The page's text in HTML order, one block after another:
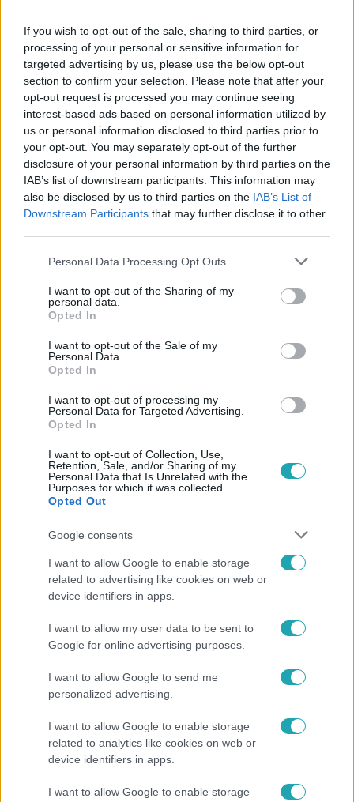
If you wish to opt-out of the sale, sharing to third parties, or
processing of your personal or sensitive information for
targeted advertising by us, please use the below opt-out
section to confirm your selection. Please note that after your
opt-out request is processed you may continue seeing
interest-based ads based on personal information utilized by
us or personal information disclosed to third parties prior to
your opt-out. You may separately opt-out of the further
disclosure of your personal information by third parties on the
IAB’s list of downstream participants. This information may
also be disclosed by us to third parties on the IAB’s List of
Downstream Participants that may further disclose it to other
Please note that this website/app uses one or more Google
not limited to your visit or usage behaviour. You may click to
grant or deny consent to Google and its third-party tags to
use your data for below specified purposes in below Google
consent section.
Personal Data Processing Opt Outs
I want to opt-out of the Sharing of my
personal data.
Opted In
I want to opt-out of the Sale of my
Personal Data.
Opted In
I want to opt-out of processing my
Personal Data for Targeted Advertising.
Opted In
I want to opt-out of Collection, Use,
Retention, Sale, and/or Sharing of my
Personal Data that Is Unrelated with the
Purposes for which it was collected.
Opted Out
Google consents
I want to allow Google to enable storage
related to advertising like cookies on web or
device identifiers in apps.
I want to allow my user data to be sent to
Google for online advertising purposes.
I want to allow Google to send me
personalized advertising.
I want to allow Google to enable storage
related to analytics like cookies on web or
device identifiers in apps.
I want to allow Google to enable storage
Kövess minket, és értesülj a friss hírekről a
Facebookon is!
Követem
SPORT # LIONEL MESSI #TESTŐR MIAMI
LABDARÚGÁS
EGYESÜLT ÁLLAMOK #MA
Népszerű
Karácsony Gergely nem akarja, hogy a Bayer
Construct irodakomplexuma üresen maradjon